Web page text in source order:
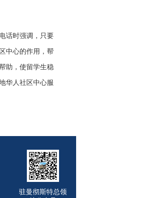
话时强调，只要
中心的作用，帮
助，使留学生稳
华人社区中心服
驻曼彻斯特总领